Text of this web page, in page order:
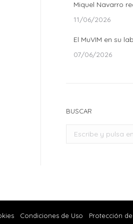
Miquel Navarro
11/06/2026
El MuVIM en su
07/06/2026
BUSCAR
Buscar:
Condiciones de Uso Protección